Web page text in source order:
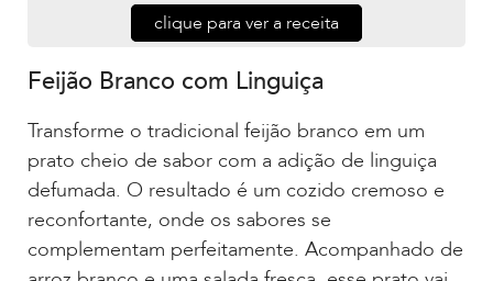
clique para ver a receita
Feijão Branco com Linguiça
Transforme o tradicional feijão branco em um
prato cheio de sabor com a adição de linguiça
defumada. O resultado é um cozido cremoso e
reconfortante, onde os sabores se
complementam perfeitamente. Acompanhado de